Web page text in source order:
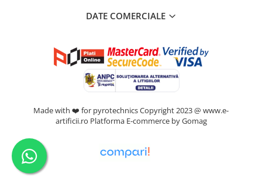
DATE COMERCIALE
Made with ❤️ for pyrotechnics Copyright 2023 @ www.e-
artificii.ro Platforma E-commerce by Gomag